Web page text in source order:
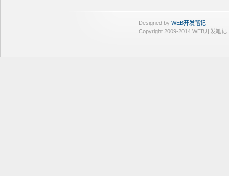
Designed by WEB开发笔记
Copyright 2009-2014 WEB开发笔